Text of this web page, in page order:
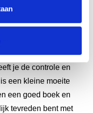
de kwaliteit en geeft
of roman wilt
je de controle en
een kleine moeite
een goed boek en
tevreden bent met